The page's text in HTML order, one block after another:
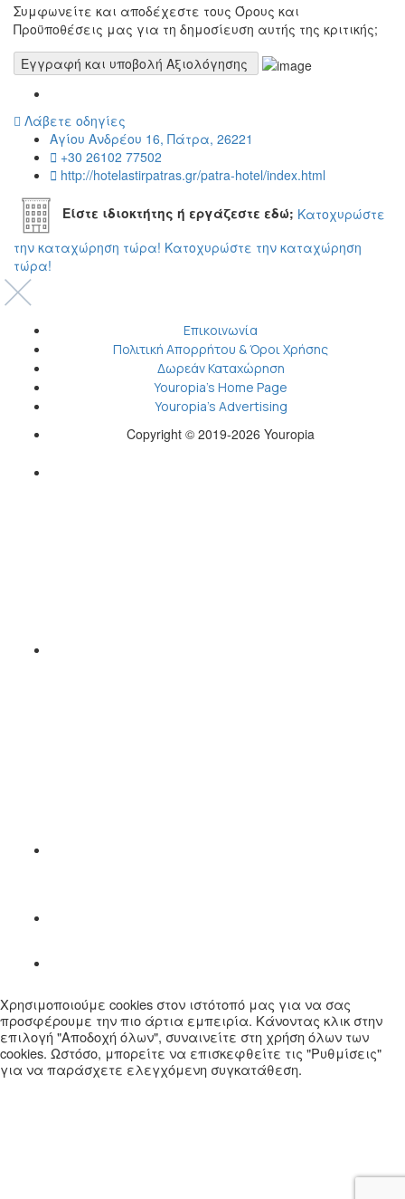
Συμφωνείτε και αποδέχεστε τους Όρους και
Προϋποθέσεις μας για τη δημοσίευση αυτής της κριτικής;
Λάβετε οδηγίες
Αγίου Ανδρέου 16, Πάτρα, 26221
+30 26102 77502
http://hotelastirpatras.gr/patra-hotel/index.html
Είστε ιδιοκτήτης ή εργάζεστε εδώ; Κατοχυρώστε
την καταχώρηση τώρα! Κατοχυρώστε την καταχώρηση
τώρα!
Επικοινωνία
Πολιτική Απορρήτου & Όροι Χρήσης
Δωρεάν Καταχώρηση
Youropia’s Home Page
Youropia’s Advertising
Copyright © 2019-2026 Youropia
Χρησιμοποιούμε cookies στον ιστότοπό μας για να σας
προσφέρουμε την πιο άρτια εμπειρία. Κάνοντας κλικ στην
επιλογή "Αποδοχή όλων", συναινείτε στη χρήση όλων των
cookies. Ωστόσο, μπορείτε να επισκεφθείτε τις "Ρυθμίσεις"
για να παράσχετε ελεγχόμενη συγκατάθεση.